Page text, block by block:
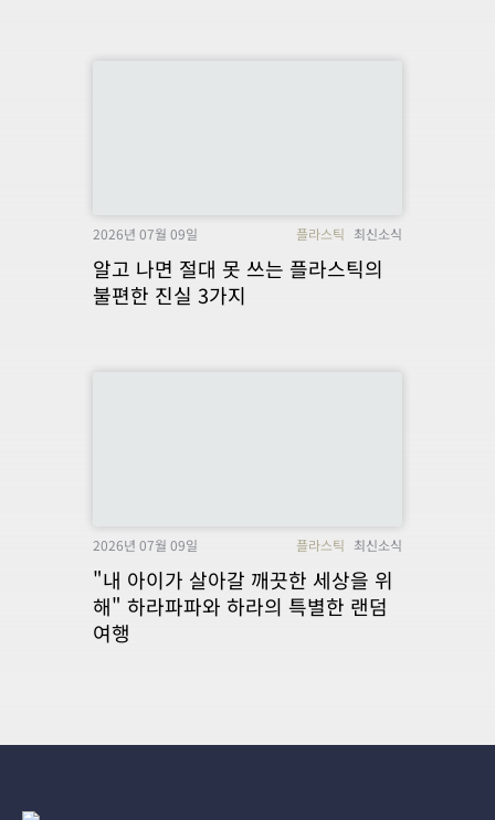
2026년 07월 09일 플라스틱 최신소식
알고 나면 절대 못 쓰는 플라스틱의
불편한 진실 3가지
2026년 07월 09일 플라스틱 최신소식
"내 아이가 살아갈 깨끗한 세상을 위
해" 하라파파와 하라의 특별한 랜덤
여행